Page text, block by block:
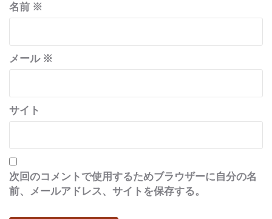
名前 ※
メール ※
サイト
次回のコメントで使用するためブラウザーに自分の名
前、メールアドレス、サイトを保存する。